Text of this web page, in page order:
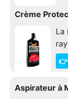
Crème
La
Aspirateur à